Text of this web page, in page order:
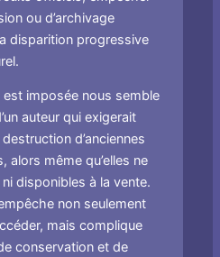
ou d’archivage
disparition progressive
imposée nous semble
auteur qui exigerait
d’anciennes
alors même qu’elles ne
disponibles à la vente.
non seulement
mais complique
conservation et de